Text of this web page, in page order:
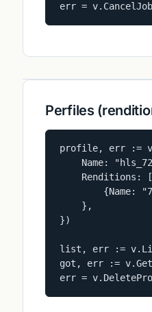
err =
Perfiles
profile, err :=
Name:
Renditions:
{Name:
    },
})
list, err :=
got, err :=
err =